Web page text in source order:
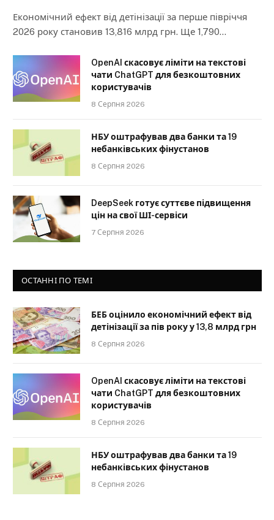
Економічний ефект від детінізації за перше півріччя
2026 року становив 13,816 млрд грн. Ще 1,790…
OpenAI скасовує ліміти на текстові
чати ChatGPT для безкоштовних
користувачів
8 Серпня 2026
НБУ оштрафував два банки та 19
небанківських фінустанов
8 Серпня 2026
DeepSeek готує суттєве підвищення
цін на свої ШІ-сервіси
7 Серпня 2026
ОСТАННІ ПО ТЕМІ
БЕБ оцінило економічний ефект від
детінізації за пів року у 13,8 млрд грн
8 Серпня 2026
OpenAI скасовує ліміти на текстові
чати ChatGPT для безкоштовних
користувачів
8 Серпня 2026
НБУ оштрафував два банки та 19
небанківських фінустанов
8 Серпня 2026